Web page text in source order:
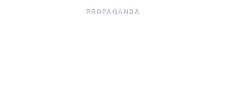
PROPAGANDA